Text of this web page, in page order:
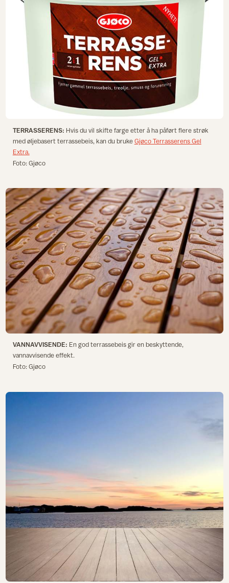
TERRASSERENS: Hvis du vil skifte farge etter å ha påført flere strøk
med øljebasert terrassebeis, kan du bruke Gjøco Terrasserens Gel
Extra.
Foto: Gjøco
VANNAVVISENDE: En god terrassebeis gir en beskyttende,
vannavvisende effekt.
Foto: Gjøco